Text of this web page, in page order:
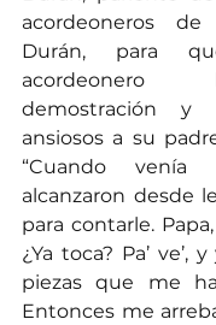
acordeoneros
Durán, para
demostración y
ansiosos a su
“Cuando
alcanzaron desde
para contarle.
¿Ya toca? Pa’ ve’,
piezas que me
Entonces me